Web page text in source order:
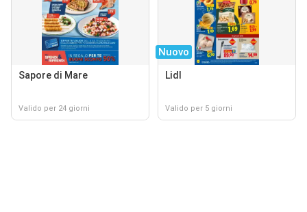
Sapore di Mare
Valido per 24 giorni
Nuovo
Lidl
Valido per 5 giorni